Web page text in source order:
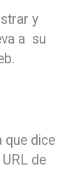
y
a su
que dice
de